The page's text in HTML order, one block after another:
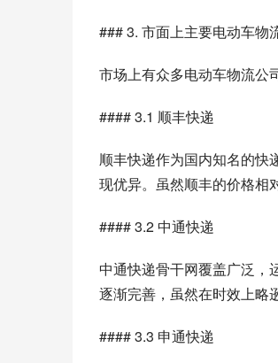
### 3. 市面上主要电动车物
市场上有众多电动车物流公
#### 3.1 顺丰快递
顺丰快递作为国内知名的快
现优异。虽然顺丰的价格相
#### 3.2 中通快递
中通快递骨干网覆盖广泛，
逐渐完善，虽然在时效上略
#### 3.3 申通快递